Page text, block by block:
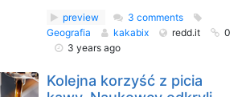
preview
3 comments
Geografia
kakabix redd.it
0
3 years ago
Kolejna korzyść z picia